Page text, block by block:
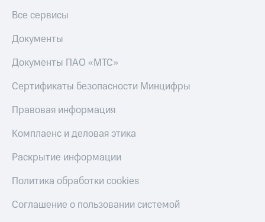
Все сервисы
Документы
Документы ПАО «МТС»
Сертификаты безопасности Минцифры
Правовая информация
Комплаенс и деловая этика
Раскрытие информации
Политика обработки cookies
Соглашение о пользовании системой